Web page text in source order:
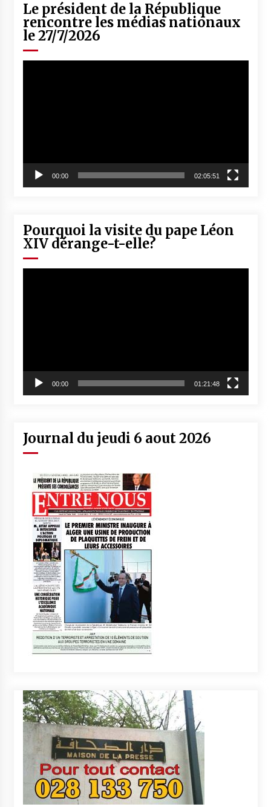
Le président de la République
rencontre les médias nationaux
le 27/7/2026
00:00 02:05:51
Pourquoi la visite du pape Léon
XIV dérange-t-elle?
00:00 01:21:48
Journal du jeudi 6 aout 2026